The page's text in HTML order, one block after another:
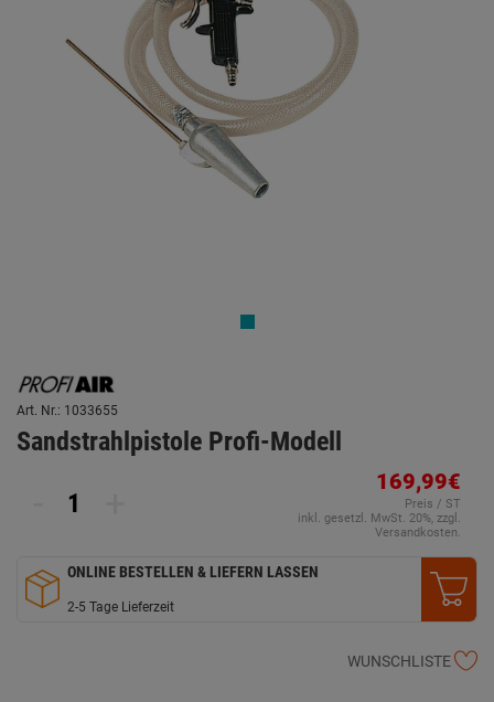
Art. Nr.: 1033655
Sandstrahlpistole Profi-Modell
169,99€
Preis / ST
inkl. gesetzl. MwSt. 20%, zzgl.
Versandkosten.
ONLINE BESTELLEN & LIEFERN LASSEN
2-5 Tage Lieferzeit
WUNSCHLISTE